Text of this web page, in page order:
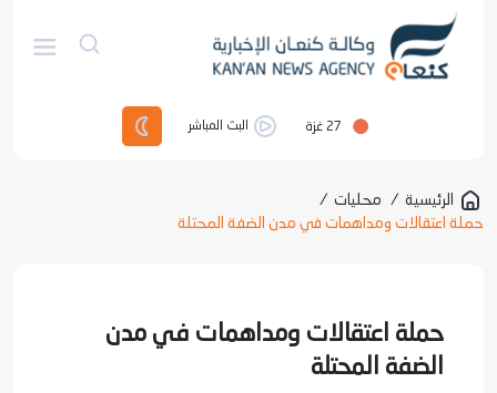
27 غزة البث المباشر
الرئيسية / محليات /
حملة اعتقالات ومداهمات في مدن الضفة المحتلة
حملة اعتقالات ومداهمات في مدن
الضفة المحتلة